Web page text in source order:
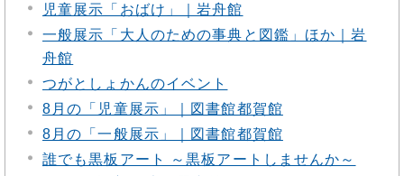
児童展示「おばけ」｜岩舟館
一般展示「大人のための事典と図鑑」ほか｜岩
舟館
つがとしょかんのイベント
8月の「児童展示」｜図書館都賀館
8月の「一般展示」｜図書館都賀館
誰でも黒板アート ～黒板アートしませんか～